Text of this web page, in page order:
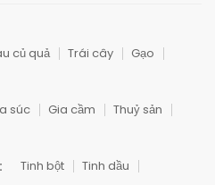
củ quả Trái cây
Gạo
súc Gia cầm
Thuỷ sản
Tinh bột
Tinh dầu